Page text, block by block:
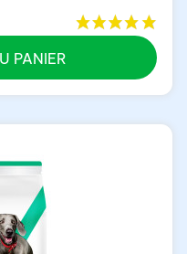
PANIER